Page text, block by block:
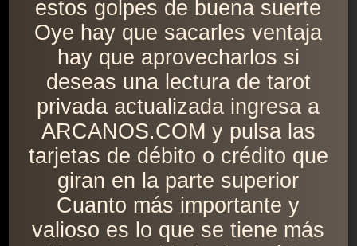
estos golpes de buena suerte
Oye hay que sacarles ventaja
hay que aprovecharlos si
deseas una lectura de tarot
privada actualizada ingresa a
ARCANOS.COM y pulsa las
tarjetas de débito o crédito que
giran en la parte superior
Cuanto más importante y
valioso es lo que se tiene más